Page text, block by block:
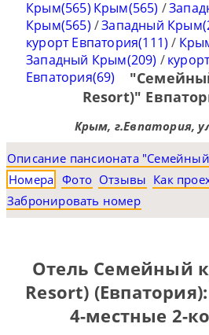
Крым(565) Крым(565) /
Крым(565) /Западный
курорт Евпатория(111) /
Западный Крым(209) /
Евпатория(69)
Resort)"
Крым, г.Евпатория,
Описание пансионата "Семейный
Номера Фото Отзывы Как
Забронировать номер
Отель Семейный
Resort)
4-местные 2-